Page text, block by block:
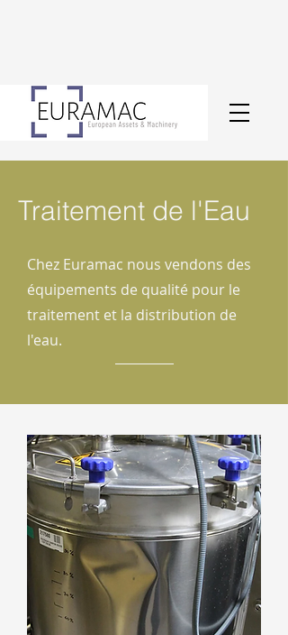
Traitement de l'Eau
Chez Euramac nous vendons des
équipements de qualité pour le
traitement et la distribution de
l'eau.